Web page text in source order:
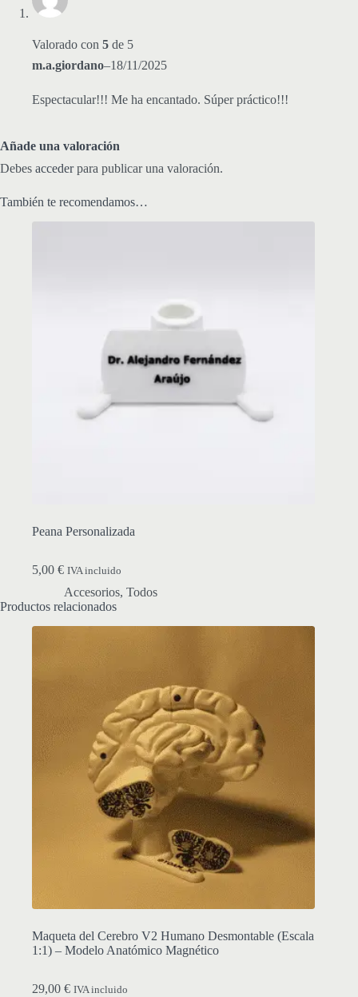
Valorado con 5 de 5
m.a.giordano–18/11/2025
Espectacular!!! Me ha encantado. Súper práctico!!!
Añade una valoración
Debes accederpara publicar una valoración.
También te recomendamos…
Peana Personalizada
5,00 € IVA incluido
Accesorios, Todos
Productos relacionados
Maqueta del Cerebro V2 Humano Desmontable (Escala
1:1) – Modelo Anatómico Magnético
29,00 € IVA incluido